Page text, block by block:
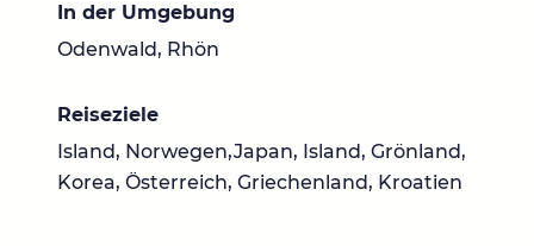
In der Umgebung
Odenwald, Rhön
Reiseziele
Island, Norwegen,Japan, Island, Grönland,
Korea, Österreich, Griechenland, Kroatien